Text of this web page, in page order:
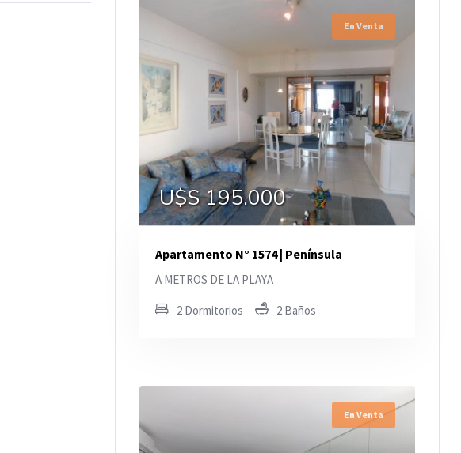
En Venta
U$S 195.000
Apartamento N° 1574 | Península
A METROS DE LA PLAYA
2 Dormitorios 2 Baños
En Venta